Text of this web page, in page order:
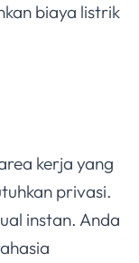
biaya listrik
kerja yang
privasi.
instan. Anda